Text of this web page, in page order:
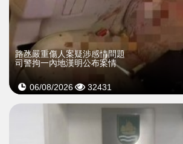
​路氹嚴重傷人案疑涉感情問題
司警拘一內地漢明公布案情
06/08/2026 32431